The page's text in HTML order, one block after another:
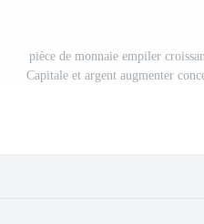
pièce de monnaie empiler
Capitale et argent augmenter